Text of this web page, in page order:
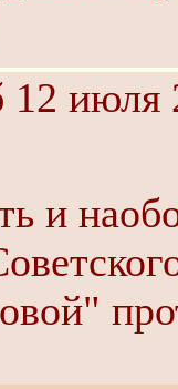
12 июля
и